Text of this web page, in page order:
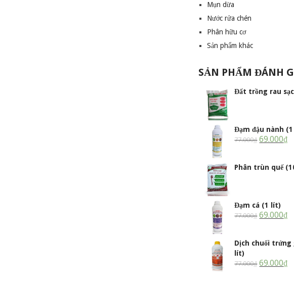
Mụn dừa
Nước rửa chén
Phân hữu cơ
Sản phẩm khác
SẢN PHẨM ĐÁNH
Đất trồng rau
Đạm đậu nành
77.000₫ 69.000₫
Phân trùn quế
Đạm cá (1 lít)
77.000₫ 69.000₫
Dịch chuối trứng
lít)
77.000₫ 69.000₫